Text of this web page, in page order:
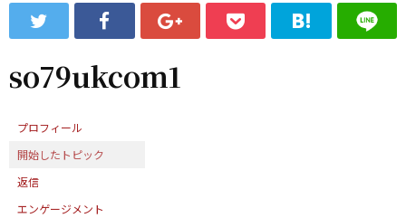
ッ
フ
ォ
ム
so79ukcom1
プロフィール
開始したトピック
返信
エンゲージメント